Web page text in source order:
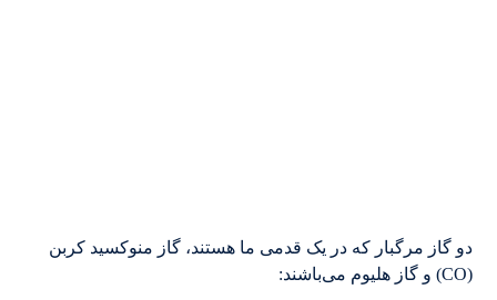
دو گاز مرگبار که در یک قدمی ما هستند، گاز منوکسید کربن
(CO) و گاز هلیوم می‌باشند: